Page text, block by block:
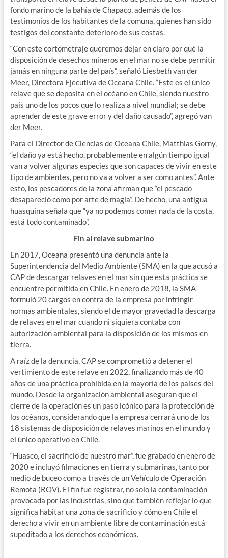
fondo marino de la bahía de Chapaco, además de los
testimonios de los habitantes de la comuna, quienes han sido
testigos del constante deterioro de sus costas.
“Con este cortometraje queremos dejar en claro por qué la
disposición de desechos mineros en el mar no se debe permitir
jamás en ninguna parte del país”, señaló Liesbeth van der
Meer, Directora Ejecutiva de Oceana Chile. “Este es el único
relave que se deposita en el océano en Chile, siendo nuestro
país uno de los pocos que lo realiza a nivel mundial; se debe
aprender de este grave error y del daño causado”, agregó van
der Meer.
Para el Director de Ciencias de Oceana Chile, Matthias Gorny,
“el daño ya está hecho, probablemente en algún tiempo igual
van a volver algunas especies que son capaces de vivir en este
tipo de ambientes, pero no va a volver a ser como antes”. Ante
esto, los pescadores de la zona afirman que “el pescado
desapareció como por arte de magia”. De hecho, una antigua
huasquina señala que “ya no podemos comer nada de la costa,
está todo contaminado”.
Fin al relave submarino
En 2017, Oceana presentó una denuncia ante la
Superintendencia del Medio Ambiente (SMA) en la que acusó a
CAP de descargar relaves en el mar sin que esta práctica se
encuentre permitida en Chile. En enero de 2018, la SMA
formuló 20 cargos en contra de la empresa por infringir
normas ambientales, siendo el de mayor gravedad la descarga
de relaves en el mar cuando ni siquiera contaba con
autorización ambiental para la disposición de los mismos en
tierra.
A raíz de la denuncia, CAP se comprometió a detener el
vertimiento de este relave en 2022, finalizando más de 40
años de una práctica prohibida en la mayoría de los países del
mundo. Desde la organización ambiental aseguran que el
cierre de la operación es un paso icónico para la protección de
los océanos, considerando que la empresa cerrará uno de los
18 sistemas de disposición de relaves marinos en el mundo y
el único operativo en Chile.
“Huasco, el sacrificio de nuestro mar”, fue grabado en enero de
2020 e incluyó filmaciones en tierra y submarinas, tanto por
medio de buceo como a través de un Vehículo de Operación
Remota (ROV). El fin fue registrar, no solo la contaminación
provocada por las industrias, sino que también reflejar lo que
significa habitar una zona de sacrificio y cómo en Chile el
derecho a vivir en un ambiente libre de contaminación está
supeditado a los derechos económicos.